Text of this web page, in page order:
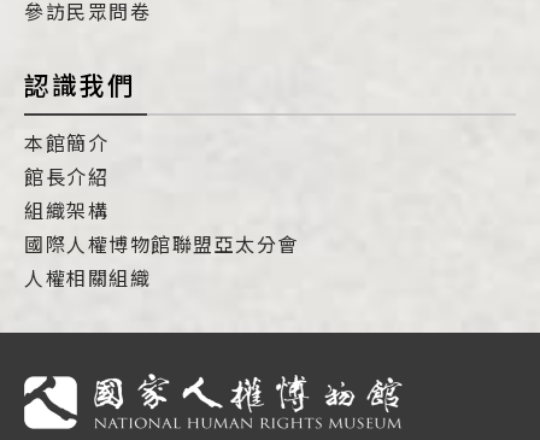
參訪民眾問卷
認識我們
本館簡介
館長介紹
組織架構
國際人權博物館聯盟亞太分會
人權相關組織